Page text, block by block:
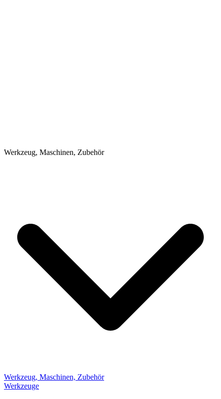
Werkzeug, Maschinen, Zubehör
Werkzeug, Maschinen, Zubehör
Werkzeuge